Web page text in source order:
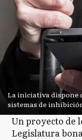
La iniciativa dispone
sistemas de
Un proyecto de
Legislatura